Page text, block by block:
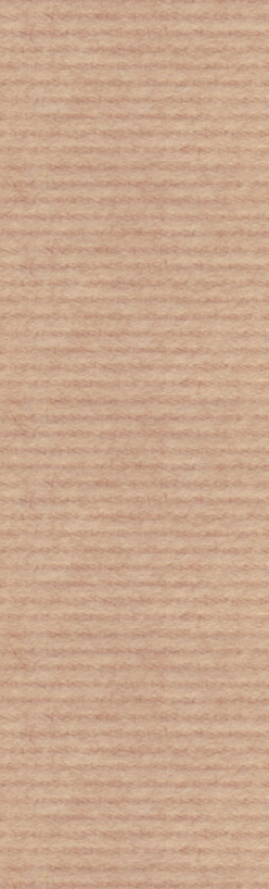
Επικίνδυνο
κορονοϊού τρομάζει
«Δύσκολος ο φετινός
Eurostat: Το 31% των
αντιμέτωπο με τον
φτώχειας
272 εκατομμύρια
ολόκληρο τον κόσμο
Πάνω από 100.000
παράνομα στην